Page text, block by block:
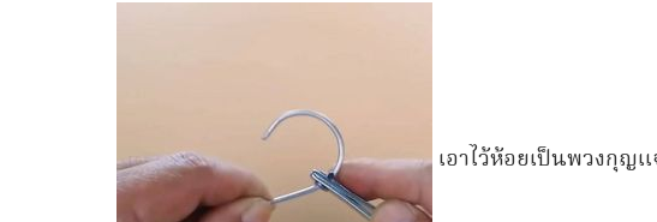
เอาไว้ห้อยเป็นพวงกุญ